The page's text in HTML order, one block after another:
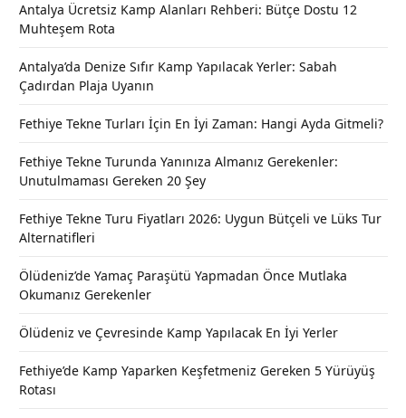
Antalya Ücretsiz Kamp Alanları Rehberi: Bütçe Dostu 12
Muhteşem Rota
Antalya’da Denize Sıfır Kamp Yapılacak Yerler: Sabah
Çadırdan Plaja Uyanın
Fethiye Tekne Turları İçin En İyi Zaman: Hangi Ayda Gitmeli?
Fethiye Tekne Turunda Yanınıza Almanız Gerekenler:
Unutulmaması Gereken 20 Şey
Fethiye Tekne Turu Fiyatları 2026: Uygun Bütçeli ve Lüks Tur
Alternatifleri
Ölüdeniz’de Yamaç Paraşütü Yapmadan Önce Mutlaka
Okumanız Gerekenler
Ölüdeniz ve Çevresinde Kamp Yapılacak En İyi Yerler
Fethiye’de Kamp Yaparken Keşfetmeniz Gereken 5 Yürüyüş
Rotası